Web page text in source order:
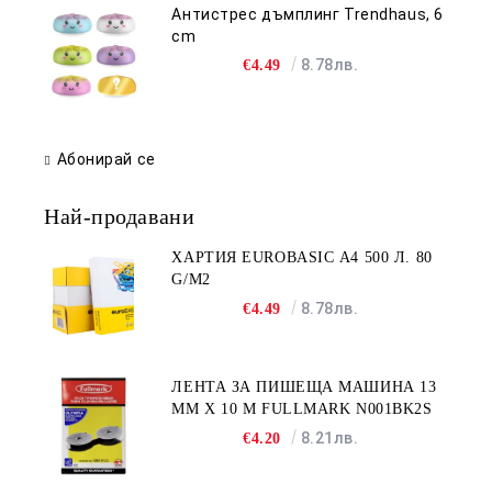
Антистрес дъмплинг Trendhaus, 6
cm
€4.49 8.78лв.
Абонирай се
Най-продавани
ХАРТИЯ EUROBASIC А4 500 Л. 80
G/M2
€4.49
8.78лв.
ЛЕНТА ЗА ПИШЕЩА МАШИНА 13
MM X 10 M FULLMARK N001BK2S
€4.20
8.21лв.